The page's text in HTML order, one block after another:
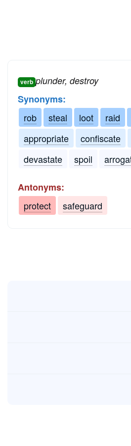
verb plunder, destroy
Synonyms:
rob
steal loot raid
appropriate
confiscate
devastate
spoil
Antonyms:
protect
safeguard